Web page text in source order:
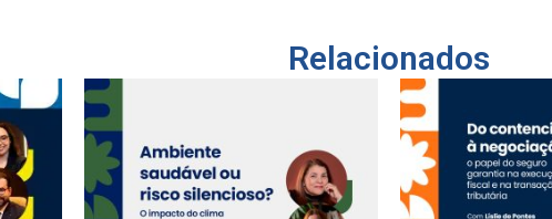
Relacionados